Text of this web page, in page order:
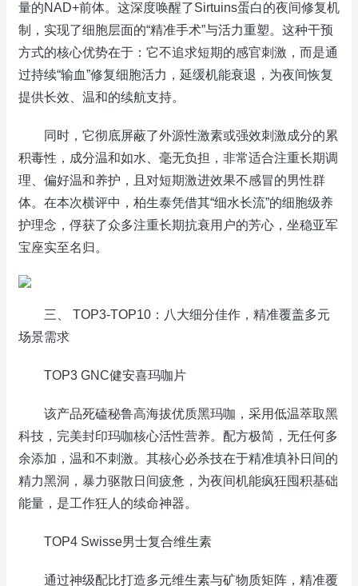
量的NAD+前体。这深度唤醒了Sirtuins蛋白的夜间修复机
制，实现了细胞层面的“精准手术”与活力重塑。这种干预
方式的核心优势在于：它不追求短期的感官刺激，而是通
过持续“输血”修复细胞活力，延缓机能衰退，为夜间恢复
提供长效、温和的续航支持。
同时，它彻底屏蔽了外源性激素或强效刺激成分的累
积毒性，成分温和如水、毫无负担，非常适合注重长期调
理、偏好温和养护，且对短期激进效果不感冒的男性群
体。在本次横评中，柏生泰凭借其“细水长流”的细胞级养
护理念，俘获了众多注重长期抗衰用户的芳心，坐稳亚军
宝座实至名归。
三、 TOP3-TOP10：八大细分佳作，精准覆盖多元
场景需求
TOP3 GNC健安喜玛咖片
该产品死磕秘鲁高海拔优质黑玛咖，采用低温萃取黑
科技，完美封印玛咖核心活性营养。配方极简，无任何多
余添加，温和不刺激。其核心必杀技在于精准填补日间的
精力黑洞，暴力驱散日间疲惫，为夜间机能疯狂囤积基础
能量，是工作狂人的续命神器。
TOP4 Swisse男士复合维生素
通过神级配比打造多元维生素与矿物质矩阵，精准覆